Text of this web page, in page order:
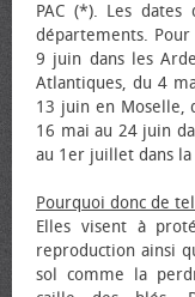
PAC (*). Les
départements.
9 juin dans les
Atlantiques, du 4
13 juin en Moselle,
16 mai au 24 juin
au 1er juillet dans la
Pourquoi donc de
Elles visent à
reproduction ainsi
sol comme la